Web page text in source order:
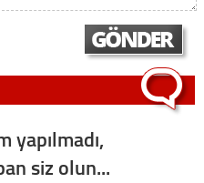
yapılmadı,
siz olun...